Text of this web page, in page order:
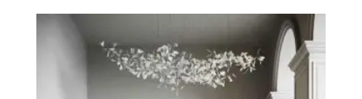
precios:
desde
198€
hasta